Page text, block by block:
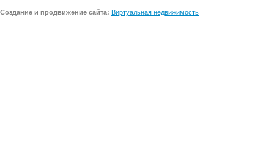
Создание и продвижение сайта: Виртуальная недвижимость